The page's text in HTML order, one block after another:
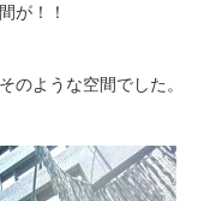
が！！
のような空間でした。